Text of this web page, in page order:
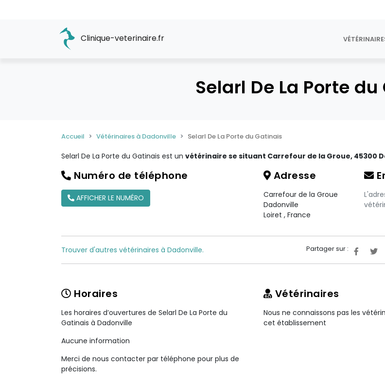
Clinique-veterinaire.fr
Selarl De La Porte
Accueil Vétérinaires à Dadonville Selarl De La Porte du Gatinais
Selarl De La Porte du Gatinais est un vétérinaire se situant Carrefour de la Groue, 45300
Numéro de téléphone
AFFICHER LE NUMÉRO
Adresse
Carrefour de la Groue
Dadonville
Loiret , France
Partager sur :
Trouver d'autres vétérinaires à Dadonville.
Horaires
Les horaires d’ouvertures de Selarl De La Porte du
Gatinais à Dadonville
Aucune information
Merci de nous contacter par téléphone pour plus de
précisions.
Vétérinaires
Nous ne connaissons pas les
cet établissement